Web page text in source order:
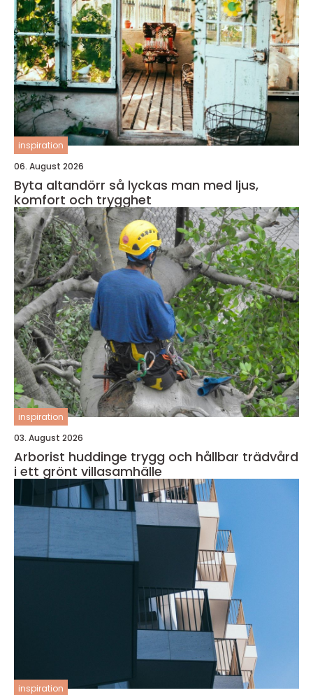
inspiration
06. August 2026
Byta altandörr så lyckas man med ljus,
komfort och trygghet
inspiration
03. August 2026
Arborist huddinge trygg och hållbar trädvård
i ett grönt villasamhälle
inspiration